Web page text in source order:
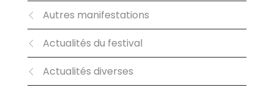
Autres manifestations
Actualités du festival
Actualités diverses